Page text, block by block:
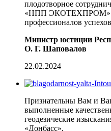
плодотворное
«НПП ЭКОТЕХПРОМ».
профессионалов
Министр юстиции
О. Г. Шаповалов
22.02.2024
Признательны Вам и
выполненные
геодезические
«Донбасс».